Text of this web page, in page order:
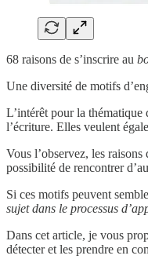
68 raisons de s’inscrire au
Une diversité de motifs
L’intérêt pour la thématique
l’écriture. Elles veulent
Vous l’observez, les
possibilité de rencontrer
Si ces motifs peuvent
sujet dans le processus
Dans cet article, je vous
détecter et les prendre en